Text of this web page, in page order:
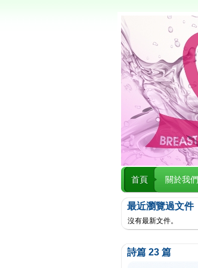
首頁 關於我們
最近瀏覽過文件
沒有最新文件。
詩篇 23 篇